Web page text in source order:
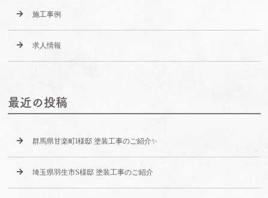
施工事例
求人情報
最近の投稿
群馬県甘楽町I様邸 塗装工事のご紹介✨
埼玉県羽生市S様邸 塗装工事のご紹介